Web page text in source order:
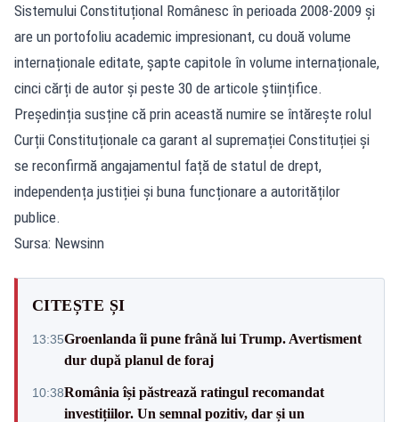
Sistemului Constituțional Românesc în perioada 2008-2009 și
are un portofoliu academic impresionant, cu două volume
internaționale editate, șapte capitole în volume internaționale,
cinci cărți de autor și peste 30 de articole științifice.
Președinția susține că prin această numire se întărește rolul
Curții Constituționale ca garant al supremației Constituției și
se reconfirmă angajamentul față de statul de drept,
independența justiției și buna funcționare a autorităților
publice.
Sursa: Newsinn
CITEȘTE ȘI
13:35Groenlanda îi pune frână lui Trump. Avertisment
dur după planul de foraj
10:38România își păstrează ratingul recomandat
investițiilor. Un semnal pozitiv, dar și un